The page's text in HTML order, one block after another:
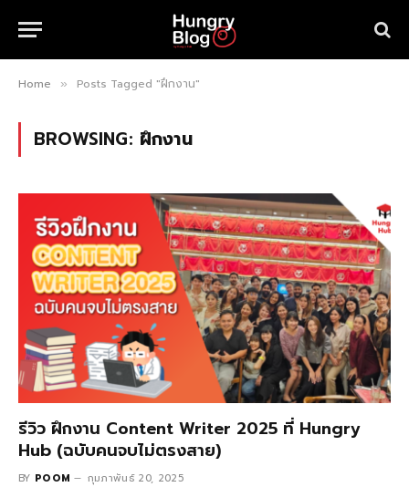
Home » Posts Tagged "ฝึกงาน"
BROWSING: ฝึกงาน
รีวิว ฝึกงาน Content Writer 2025 ที่ Hungry
Hub (ฉบับคนจบไม่ตรงสาย)
BY POOM กุมภาพันธ์ 20, 2025